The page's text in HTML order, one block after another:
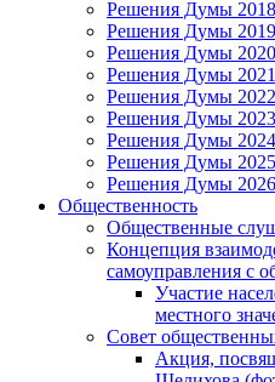
Решения Думы 2018
Решения Думы 2019
Решения Думы 2020
Решения Думы 2021
Решения Думы 2022
Решения Думы 2023
Решения Думы 2024
Решения Думы 2025
Решения Думы 2026
Общественность
Общественные
Концепция
самоуправления с
Участие
местного
Совет
Акция,